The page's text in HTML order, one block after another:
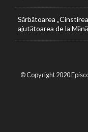
Sărbătoarea
ajutătoarea de la
© Copyright 2020